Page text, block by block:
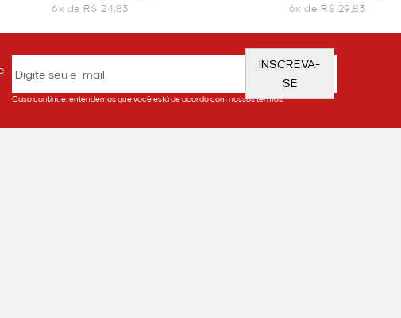
6x de R$ 24,83
6x de R$ 29,83
INSCREVA-
SE
Caso continue, entendemos que você está de acordo com nossos termos.